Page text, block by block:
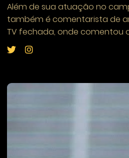
Além de sua atuação no
também é comentarista de
TV fechada, onde comentou